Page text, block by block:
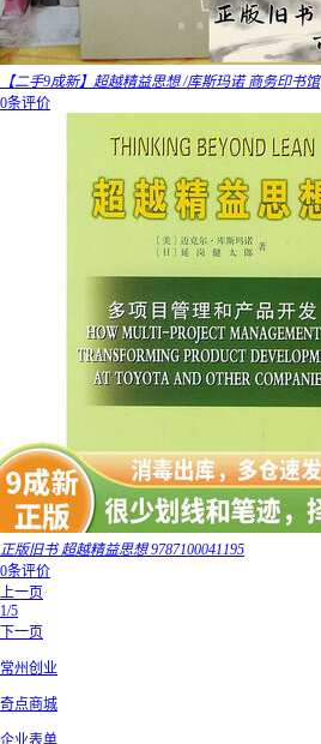
【二手9成新】超越精益思想 /库斯玛诺 商务印书馆
0条评价
正版旧书 超越精益思想 9787100041195
0条评价
上一页
1/5
下一页
常州创业
奇点商城
企业表单